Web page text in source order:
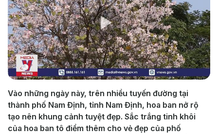
Play
Video
Vào những ngày này, trên nhiều tuyến đường tại
thành phố Nam Định, tỉnh Nam Định, hoa ban nở rộ
tạo nên khung cảnh tuyệt đẹp. Sắc trắng tinh khôi
của hoa ban tô điểm thêm cho vẻ đẹp của phố